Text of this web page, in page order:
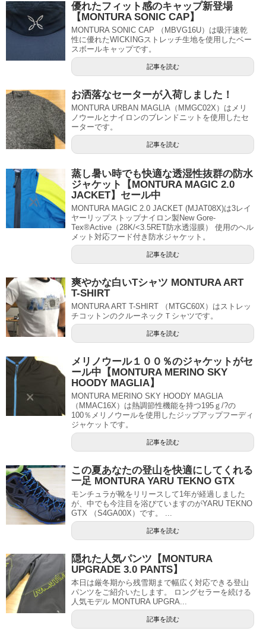
優れたフィット感のキャップ新登場
【MONTURA SONIC CAP】
MONTURA SONIC CAP （MBVG16U）は吸汗速乾
性に優れたWICKINGストレッチ生地を使用したベー
スボールキャップです。
記事を読む
お洒落なセーターが入荷しました！
MONTURA URBAN MAGLIA（MMGC02X）はメリ
ノウールとナイロンのブレンドニットを使用したセ
ーターです。
記事を読む
蒸し暑い時でも快適な透湿性抜群の防水
ジャケット【MONTURA MAGIC 2.0
JACKET】セール中
MONTURA MAGIC 2.0 JACKET (MJAT08X)は3レイ
ヤーリップストップナイロン製New Gore-
Tex®Active（28K/<3.5RET防水透湿膜） 使用のヘル
メット対応フード付き防水ジャケット。
記事を読む
爽やかな白いTシャツ MONTURA ART
T-SHIRT
MONTURA ART T-SHIRT （MTGC60X）はストレッ
チコットンのクルーネックＴシャツです。
記事を読む
メリノウール１００％のジャケットがセ
ール中【MONTURA MERINO SKY
HOODY MAGLIA】
MONTURA MERINO SKY HOODY MAGLIA
（MMAC16X）は熱調節性機能を持つ195ｇ/?の
100％メリノウールを使用したジップアップフーディ
ジャケットです。
記事を読む
この夏あなたの登山を快適にしてくれる
一足 MONTURA YARU TEKNO GTX
モンチュラが靴をリリースして1年が経過しました
が、中でも今注目を浴びていますのがYARU TEKNO
GTX （S4GA00X）です。 ...
記事を読む
隠れた人気パンツ【MONTURA
UPGRADE 3.0 PANTS】
本日は厳冬期から残雪期まで幅広く対応できる登山
パンツをご紹介いたします。 ロングセラーを続ける
人気モデル MONTURA UPGRA...
記事を読む